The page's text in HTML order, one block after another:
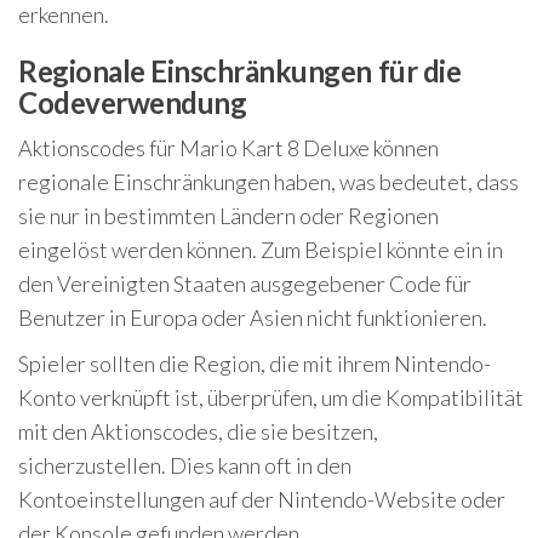
erkennen.
Regionale Einschränkungen für die
Codeverwendung
Aktionscodes für Mario Kart 8 Deluxe können
regionale Einschränkungen haben, was bedeutet, dass
sie nur in bestimmten Ländern oder Regionen
eingelöst werden können. Zum Beispiel könnte ein in
den Vereinigten Staaten ausgegebener Code für
Benutzer in Europa oder Asien nicht funktionieren.
Spieler sollten die Region, die mit ihrem Nintendo-
Konto verknüpft ist, überprüfen, um die Kompatibilität
mit den Aktionscodes, die sie besitzen,
sicherzustellen. Dies kann oft in den
Kontoeinstellungen auf der Nintendo-Website oder